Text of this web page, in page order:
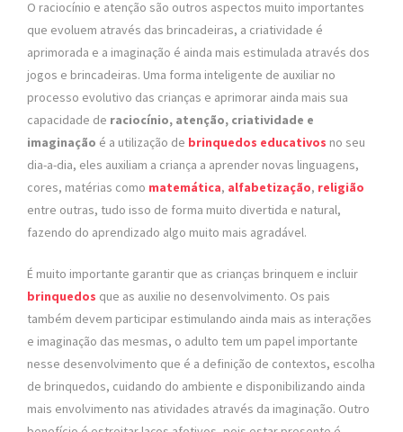
O raciocínio e atenção são outros aspectos muito importantes
que evoluem através das brincadeiras, a criatividade é
aprimorada e a imaginação é ainda mais estimulada através dos
jogos e brincadeiras. Uma forma inteligente de auxiliar no
processo evolutivo das crianças e aprimorar ainda mais sua
capacidade de raciocínio, atenção, criatividade e
imaginação é a utilização de brinquedos educativos no seu
dia-a-dia, eles auxiliam a criança a aprender novas linguagens,
cores, matérias como matemática, alfabetização, religião
entre outras, tudo isso de forma muito divertida e natural,
fazendo do aprendizado algo muito mais agradável.
É muito importante garantir que as crianças brinquem e incluir
brinquedos que as auxilie no desenvolvimento. Os pais
também devem participar estimulando ainda mais as interações
e imaginação das mesmas, o adulto tem um papel importante
nesse desenvolvimento que é a definição de contextos, escolha
de brinquedos, cuidando do ambiente e disponibilizando ainda
mais envolvimento nas atividades através da imaginação. Outro